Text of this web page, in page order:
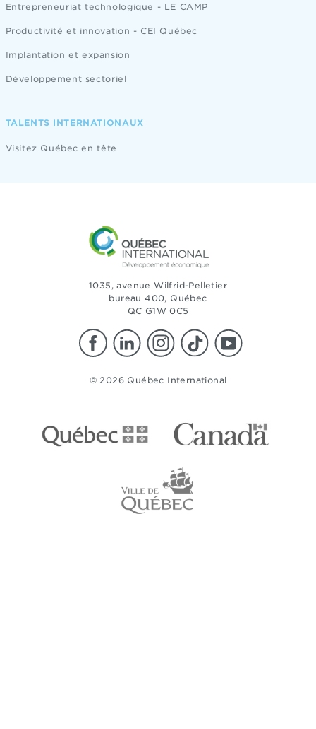
Entrepreneuriat technologique - LE CAMP
Productivité et innovation - CEI Québec
Implantation et expansion
Développement sectoriel
TALENTS INTERNATIONAUX
Visitez Québec en tête
1035, avenue Wilfrid-Pelletier
bureau 400, Québec
QC G1W 0C5
© 2026 Québec International